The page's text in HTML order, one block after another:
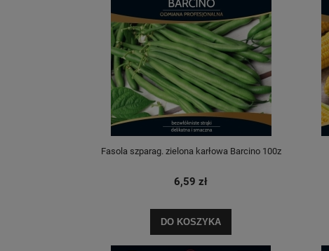
Fasola szparag. zielona karłowa Barcino 100z
6,59 zł
DO KOSZYKA